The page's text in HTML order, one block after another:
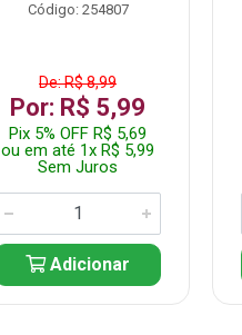
Código: 254807
De: R$ 8,99
Por: R$ 5,99
Pix 5% OFF R$ 5,69
ou em até 1x R$ 5,99
Sem Juros
Adicionar